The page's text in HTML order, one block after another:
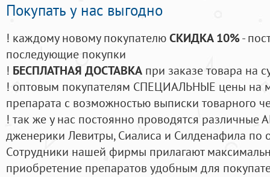
Покупать у нас выгодно
! каждому новому покупателюСКИДКА 10%-
последующие покупки
! БЕСПЛАТНАЯ ДОСТАВКА при заказе товара на
! оптовым покупателям СПЕЦИАЛЬНЫЕ цены на
препарата с возможностью выписки товарного
! так же у нас постоянно проводятся
дженерики Левитры, Сиалиса и Силденафила по
Cотрудники нашей фирмы прилагают
приобретение препаратов удобным для